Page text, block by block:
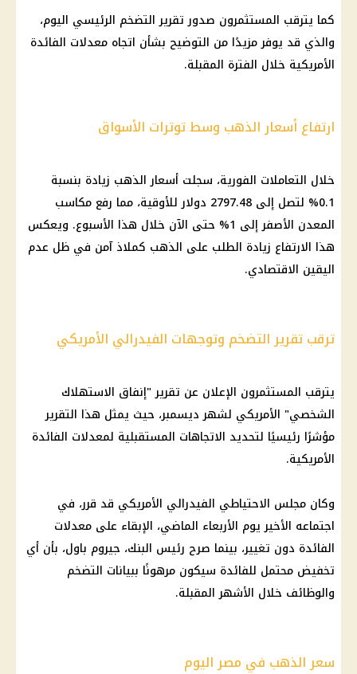
كما يترقب المستثمرون صدور تقريرالتضخم الرئيسي اليوم،
والذي قد يوفر مزيدًا من التوضيح بشأن اتجاه معدلات الفائدة
الأمريكية خلال الفترة المقبلة.
ارتفاع أسعار الذهب وسط توترات الأسواق
خلال التعاملات الفورية، سجلت أسعار الذهب زيادة بنسبة
0.1% لتصل إلى 2797.48
دولارللأوقية، مما رفع مكاسب
المعدن الأصفر
إلى 1% حتى الآن خلال هذا الأسبوع. ويعكس
هذا الارتفاع زيادة الطلب على الذهب كملاذ آمن في ظل عدم
اليقين الاقتصادي.
ترقب تقرير التضخم وتوجهات الفيدرالي الأمريكي
يترقب المستثمرون الإعلان عن تقرير "إنفاق الاستهلاك
الشخصي" الأمريكي لشهر ديسمبر، حيث يمثل هذا التقرير
مؤشرًا رئيسيًا لتحديد الاتجاهات المستقبلية لمعدلات الفائدة
الأمريكية.
وكان مجلس الاحتياطي الفيدرالي الأمريكي قد قرر، في
اجتماعه الأخير يوم الأربعاء الماضي، الإبقاء على معدلات
الفائدة دون تغيير، بينما صرح رئيس البنك، جيروم باول، بأن أي
تخفيض محتمل للفائدة سيكون مرهونًا ببيانات التضخم
والوظائف خلال الأشهر المقبلة.
سعر الذهب في مصر اليوم